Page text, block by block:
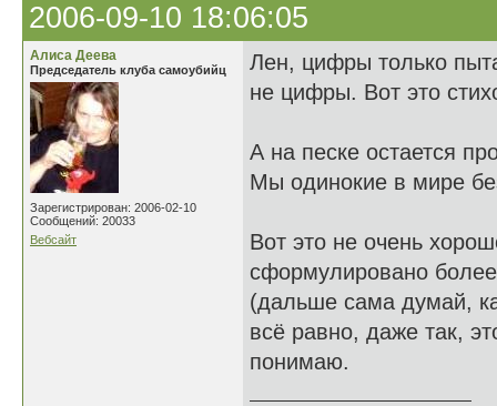
2006-09-10 18:06:05
Алиса Деева
Председатель клуба самоубийц
Зарегистрирован: 2006-02-10
Сообщений: 20033
Вебсайт
Лен, цифры только
не цифры. Вот это
А на песке остается
Мы одинокие в мире
Вот это не очень
сформулировано
(дальше сама думай,
всё равно, даже так,
понимаю.